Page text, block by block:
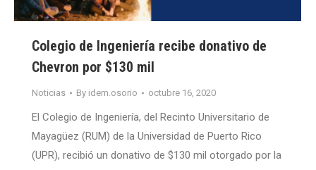
Colegio de Ingeniería recibe donativo de
Chevron por $130 mil
Noticias By idem.osorio octubre 16, 2020
El Colegio de Ingeniería, del Recinto Universitario de
Mayagüez (RUM) de la Universidad de Puerto Rico
(UPR), recibió un donativo de $130 mil otorgado por la